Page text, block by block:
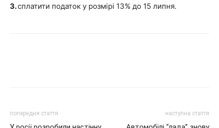
3.сплатити податок у розмірі 13% до 15 липня.
попередня стаття наступна стаття